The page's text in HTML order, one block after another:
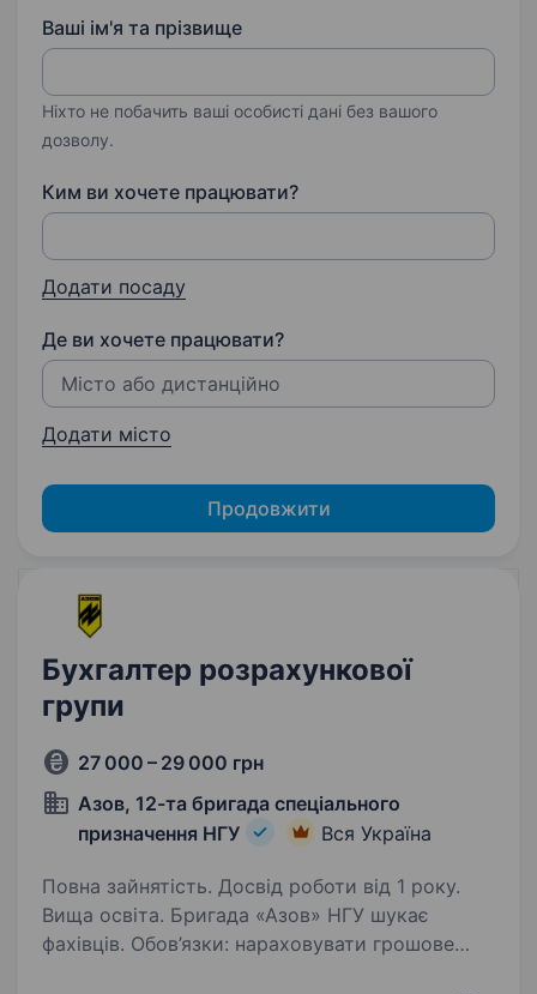
Ваші ім'я та прізвище
Ніхто не побачить ваші особисті дані без вашого
дозволу.
Ким ви хочете працювати?
Додати посаду
Де ви хочете працювати?
Додати місто
Продовжити
Бухгалтер розрахункової
групи
27 000 – 29 000 грн
Азов, 12-та бригада спеціального
призначення НГУ
Вся Україна
Повна зайнятість. Досвід роботи від 1 року.
Вища освіта. Бригада «Азов» НГУ шукає
фахівців. Обов’язки: нараховувати грошове